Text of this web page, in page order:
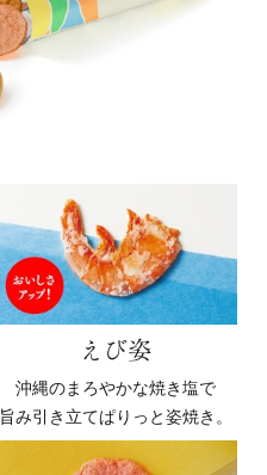
えび姿
沖縄のまろやかな焼き塩で
旨み引き立てぱりっと姿焼き。